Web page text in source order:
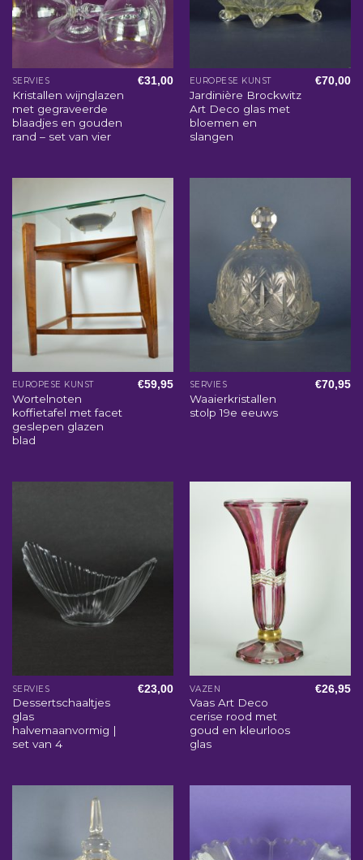
SERVIES
Kristallen wijnglazen
met gegraveerde
blaadjes en gouden
rand – set van vier
€31,00 EUROPESE KUNST
Jardinière Brockwitz
Art Deco glas met
bloemen en
slangen
€70,00
EUROPESE KUNST
Wortelnoten
koffietafel met facet
geslepen glazen
blad
€59,95 SERVIES
Waaierkristallen
stolp 19e eeuws
€70,95
SERVIES
Dessertschaaltjes
glas
halvemaanvormig |
set van 4
€23,00 VAZEN
Vaas Art Deco
cerise rood met
goud en kleurloos
glas
€26,95